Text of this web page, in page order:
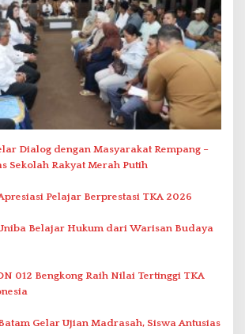
Dialog dengan Masyarakat Rempang –
Sekolah Rakyat Merah Putih
Pelajar Berprestasi TKA 2026
Belajar Hukum dari Warisan Budaya
012 Bengkong Raih Nilai Tertinggi TKA
Gelar Ujian Madrasah, Siswa Antusias